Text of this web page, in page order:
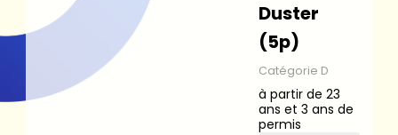
Duster
(5p)
Catégorie D
à partir de 23
ans et 3 ans de
permis